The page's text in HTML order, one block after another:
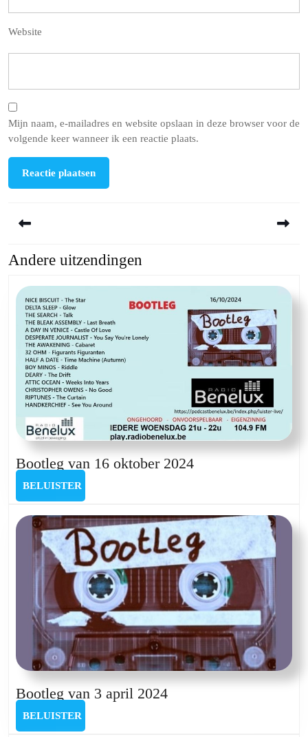
Website
Mijn naam, e-mailadres en website opslaan in deze browser voor de
volgende keer wanneer ik een reactie plaats.
Previous
Andere uitzendingen
Bootleg van 16 oktober 2024Bootleg
oktober
2024
BELUISTER
Bootleg van 3 april 2024Bootleg
BELUISTER